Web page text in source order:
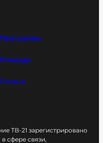
Программы
Команда
Статьи
ТВ-21 зарегистрировано
сфере связи,